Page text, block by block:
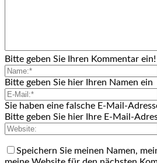
Bitte geben Sie Ihren Kommentar ein!
Bitte geben Sie hier Ihren Namen ein
Sie haben eine falsche E-Mail-
Bitte geben Sie hier Ihre E-Mail-
Speichern Sie meinen Namen,